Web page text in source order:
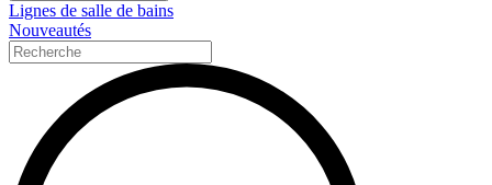
Lignes de salle de bains
Nouveautés